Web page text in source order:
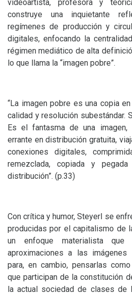
videoartista, profesora y
construye una inquietante
regímenes de producción y
digitales, enfocando la
régimen mediático de alta
lo que llama la “imagen pobre”.
“La imagen pobre es una copia
calidad y resolución subestándar.
Es el fantasma de una imagen,
errante en distribución gratuita,
conexiones digitales,
remezclada, copiada y
distribución”. (p.33)
Con crítica y humor, Steyerl se
producidas por el capitalismo de
un enfoque materialista que
aproximaciones a las imágenes
para, en cambio, pensarlas
que participan de la constitución
la actual sociedad de clases de